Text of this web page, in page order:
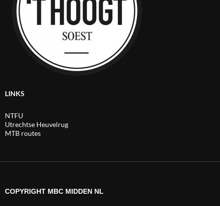
LINKS
NTFU
Utrechtse Heuvelrug
MTB routes
COPYRIGHT MBC MIDDEN NL